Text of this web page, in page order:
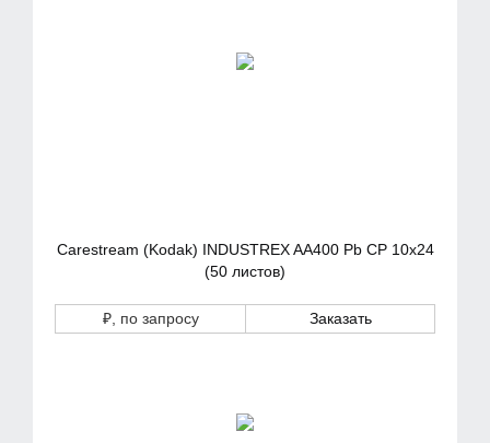
Carestream (Kodak) INDUSTREX AA400 Pb CP 10x24
(50 листов)
₽, по запросу Заказать